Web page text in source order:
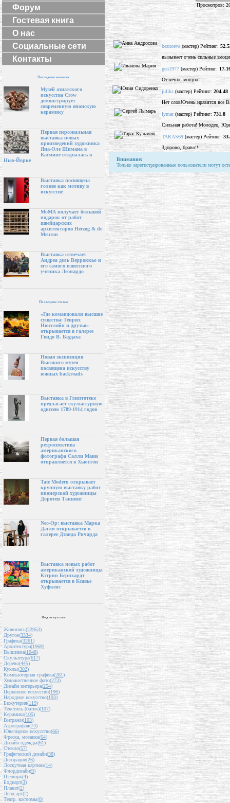
Форум
Гостевая книга
О нас
Социальные сети
Контакты
Последние новости
Музей азиатского
искусства Crow
демонстрирует
современную японскую
керамику
Первая персональная
выставка новых
произведений художника
Яна-Оле Шимана в
Касмине открылась в
Нью-Йорке
Выставка посвящена
голове как мотиву в
искусстве
МоМА получает большой
подарок от работ
швейцарских
архитекторов Herzog & de
Meuron
Выставка отмечает
Андреа дель Верроккьо и
его самого известного
ученика Леонардо
Последние статьи
«Где командовали высшие
существа: Генрих
Нюссляйн и друзья»
открывается в галерее
Гвидо В. Баудаха
Новая экспозиция
Высокого музея
посвящена искусству
южных backroads
Выставка в Глиптотеке
предлагает скульптурную
одиссею 1789-1914 годов
Первая большая
ретроспектива
американского
фотографа Салли Манн
отправляется в Хьюстон
Tate Modern открывает
крупную выставку работ
пионерской художницы
Доротеи Таннинг
Neo-Op: выставка Марка
Дагли открывается в
галерее Дэвида Ричарда
Выставка новых работ
американской художницы
Кэтрин Бернхардт
открывается в Ксавье
Хуфкенс
Вид искусства
Живопись(22953)
Другое(3334)
Графика(3261)
Архитектура(1969)
Вышивка(1048)
Скульптура(617)
Дерево(445)
Куклы(302)
Компьютерная графика(281)
Художественное фото(273)
Дизайн интерьера(254)
Церковное искусство(196)
Народное искусство(193)
Бижутерия(119)
Текстиль (батик)(107)
Керамика(105)
Витражи(103)
Аэрография(74)
Ювелирное искусство(66)
Фреска, мозаика(64)
Дизайн одежды(61)
Стекло(57)
Графический дизайн(38)
Декорации(26)
Лоскутная картина(14)
Флордизайн(9)
Пэчворк(4)
Бодиарт(3)
Плакат(2)
Ленд-арт(2)
Театр. костюмы(0)
Просмотров:
beznoeva (мастер) Рейтинг:
вызывает очень сильные
gen1977 (мастер) Рейтинг:
Отлично, мощно!
juliks (мастер) Рейтинг: 204.48
Нет слов!Очень нравятся все
lymar(мастер) Рейтинг: 731.8
Сильная работа! Молодец,
TARAS69 (мастер) Рейтинг:
Здорово, браво!!!
Внимание:
Только зарегистрированные пользователи могут